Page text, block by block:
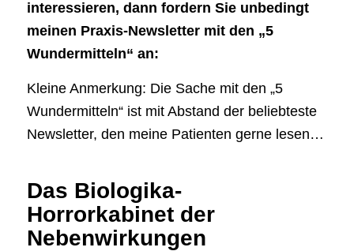
interessieren, dann fordern Sie unbedingt
meinen Praxis-Newsletter mit den „5
Wundermitteln“ an:
Kleine Anmerkung: Die Sache mit den „5
Wundermitteln“ ist mit Abstand der beliebteste
Newsletter, den meine Patienten gerne lesen…
Das Biologika-
Horrorkabinet der
Nebenwirkungen